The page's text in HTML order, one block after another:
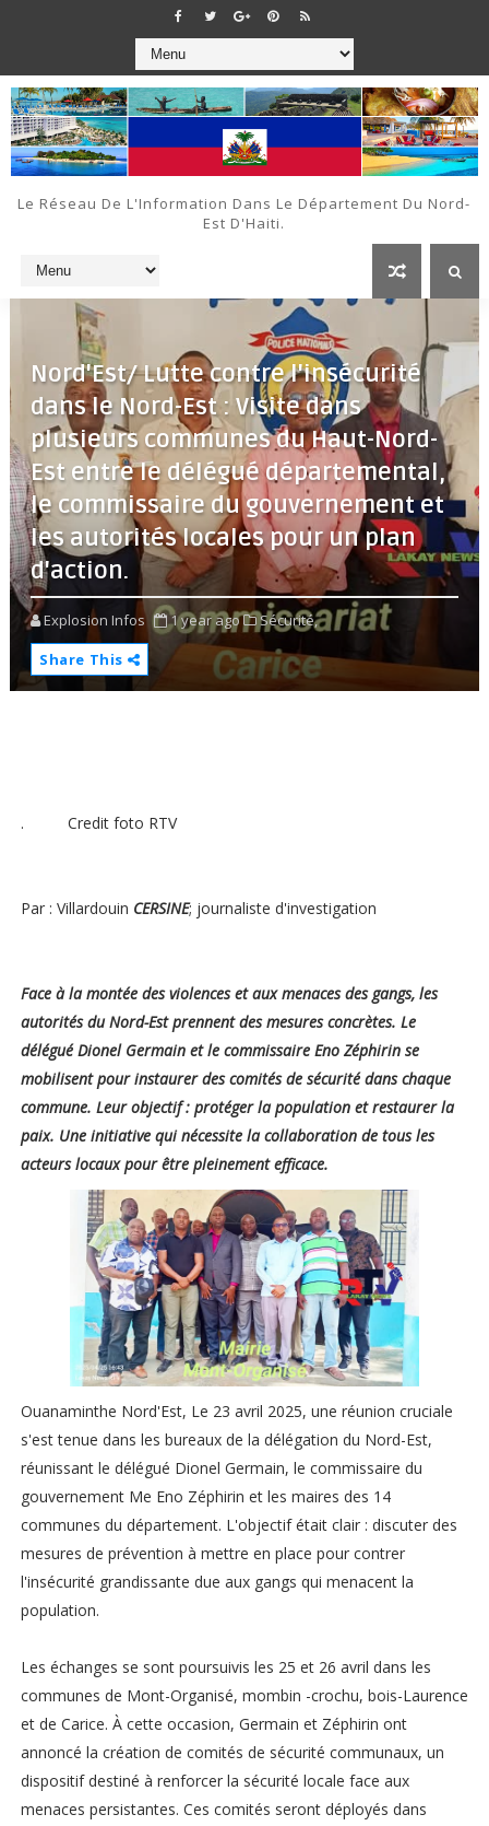
Le Réseau De L'Information Dans Le Département Du Nord-
Est D'Haiti.
Nord'Est/ Lutte contre l'insécurité
dans le Nord-Est : Visite dans
plusieurs communes du Haut-Nord-
Est entre le délégué départemental,
le commissaire du gouvernement et
les autorités locales pour un plan
d'action.
Explosion Infos 1 year ago
Sécurité,
Share This
. Credit foto RTV
Par : Villardouin CERSINE; journaliste d'investigation
Face à la montée des violences et aux menaces des gangs, les
autorités du Nord-Est prennent des mesures concrètes. Le
délégué Dionel Germain et le commissaire Eno Zéphirin se
mobilisent pour instaurer des comités de sécurité dans chaque
commune. Leur objectif : protéger la population et restaurer la
paix. Une initiative qui nécessite la collaboration de tous les
acteurs locaux pour être pleinement efficace.
Ouanaminthe Nord'Est, Le 23 avril 2025, une réunion cruciale
s'est tenue dans les bureaux de la délégation du Nord-Est,
réunissant le délégué Dionel Germain, le commissaire du
gouvernement Me Eno Zéphirin et les maires des 14
communes du département. L'objectif était clair : discuter des
mesures de prévention à mettre en place pour contrer
l'insécurité grandissante due aux gangs qui menacent la
population.
Les échanges se sont poursuivis les 25 et 26 avril dans les
communes de Mont-Organisé, mombin -crochu, bois-Laurence
et de Carice. À cette occasion, Germain et Zéphirin ont
annoncé la création de comités de sécurité communaux, un
dispositif destiné à renforcer la sécurité locale face aux
menaces persistantes. Ces comités seront déployés dans